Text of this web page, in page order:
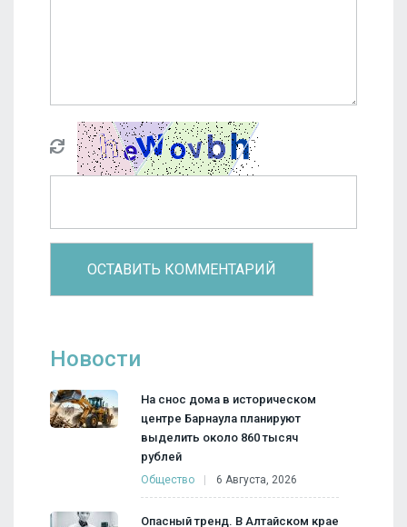
Новости
На снос дома в историческом
центре Барнаула планируют
выделить около 860 тысяч
рублей
Общество 6 Августа, 2026
Опасный тренд. В Алтайском крае